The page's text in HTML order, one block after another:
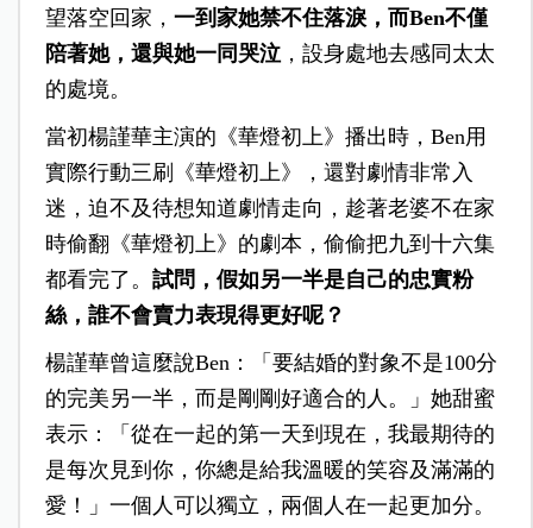
望落空回家， 一到家她禁不住落淚，而Ben不僅
陪著她，還與她一同哭泣，設身處地去感同太太
的處境。
當初楊謹華主演的《華燈初上》播出時，Ben用
實際行動三刷《華燈初上》，還對劇情非常入
迷，迫不及待想知道劇情走向，趁著老婆不在家
時偷翻《華燈初上》的劇本，偷偷把九到十六集
都看完了。 試問，假如另一半是自己的忠實粉
絲，誰不會賣力表現得更好呢？
楊謹華曾這麼說Ben：「要結婚的對象不是100分
的完美另一半，而是剛剛好適合的人。」她甜蜜
表示：「從在一起的第一天到現在，我最期待的
是每次見到你，你總是給我溫暖的笑容及滿滿的
愛！」一個人可以獨立，兩個人在一起更加分。